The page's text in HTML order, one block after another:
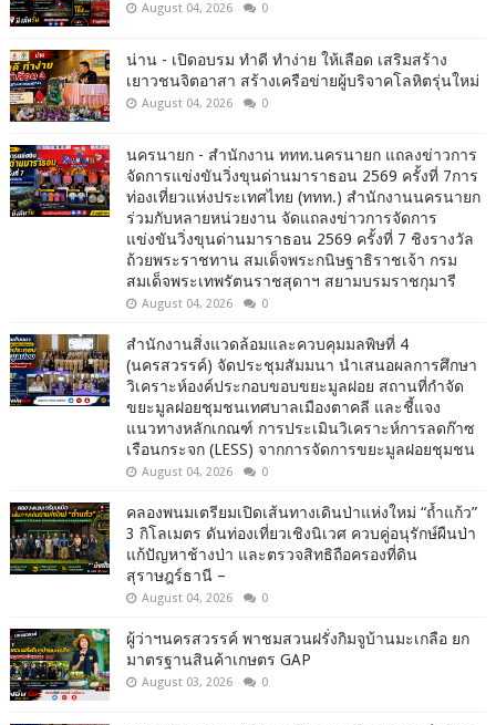
August 04, 2026 0
น่าน - เปิดอบรม ทำดี ทำง่าย ให้เลือด เสริมสร้าง
เยาวชนจิตอาสา สร้างเครือข่ายผู้บริจาคโลหิตรุ่นใหม่
August 04, 2026 0
นครนายก - สำนักงาน ททท.นครนายก แถลงข่าวการ
จัดการแข่งขันวิ่งขุนด่านมาราธอน 2569 ครั้งที่ 7การ
ท่องเที่ยวแห่งประเทศไทย (ททท.) สำนักงานนครนายก
ร่วมกับหลายหน่วยงาน จัดแถลงข่าวการจัดการ
แข่งขันวิ่งขุนด่านมาราธอน 2569 ครั้งที่ 7 ชิงรางวัล
ถ้วยพระราชทาน สมเด็จพระกนิษฐาธิราชเจ้า กรม
สมเด็จพระเทพรัตนราชสุดาฯ สยามบรมราชกุมารี
August 04, 2026 0
สำนักงานสิ่งแวดล้อมและควบคุมมลพิษที่ 4
(นครสวรรค์) จัดประชุมสัมมนา นำเสนอผลการศึกษา
วิเคราะห์องค์ประกอบขอบขยะมูลฝอย สถานที่กำจัด
ขยะมูลฝอยชุมชนเทศบาลเมืองตาคลี และชี้แจง
แนวทางหลักเกณฑ์ การประเมินวิเคราะห์การลดก๊าซ
เรือนกระจก (LESS) จากการจัดการขยะมูลฝอยชุมชน
August 04, 2026 0
คลองพนมเตรียมเปิดเส้นทางเดินป่าแห่งใหม่ “ถ้ำแก้ว”
3 กิโลเมตร ดันท่องเที่ยวเชิงนิเวศ ควบคู่อนุรักษ์ผืนป่า
แก้ปัญหาช้างป่า และตรวจสิทธิถือครองที่ดิน
สุราษฎร์ธานี –
August 04, 2026 0
ผู้ว่าฯนครสวรรค์ พาชมสวนฝรั่งกิมจูบ้านมะเกลือ ยก
มาตรฐานสินค้าเกษตร GAP
August 03, 2026 0